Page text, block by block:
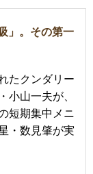
」。その第一
たクンダリー
山一夫が、
短期集中メニ
・数見肇が実